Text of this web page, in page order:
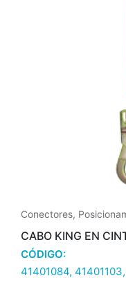
Conectores,
CABO KING EN
CÓDIGO:
41401084,